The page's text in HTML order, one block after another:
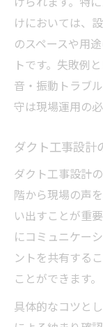
けにおいては、
のスペースや用
トです。失敗例
音・振動トラブ
守は現場運用の必
ダクト工事設計
ダクト工事設計
階から現場の声
い出すことが重
にコミュニケー
ントを共有する
ことができます。
具体的なコツと